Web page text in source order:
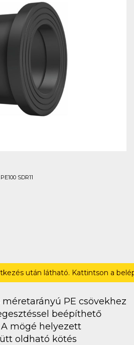
SDR11
után látható. Kattintson a
méretarányú PE csövekhez
beépíthető
mögé helyezett
oldható kötés